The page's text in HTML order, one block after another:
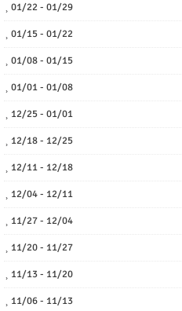
01/22 - 01/29
01/15 - 01/22
01/08 - 01/15
01/01 - 01/08
12/25 - 01/01
12/18 - 12/25
12/11 - 12/18
12/04 - 12/11
11/27 - 12/04
11/20 - 11/27
11/13 - 11/20
11/06 - 11/13